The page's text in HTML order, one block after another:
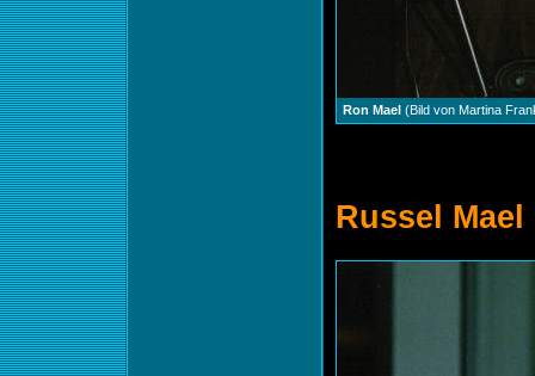
Ron Mael (Bild von Martina
Russel Mael